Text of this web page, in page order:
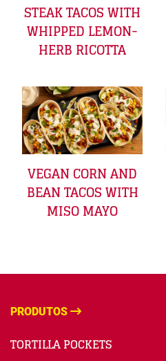
STEAK TACOS WITH
WHIPPED LEMON-
HERB RICOTTA
VEGAN CORN AND
BEAN TACOS WITH
MISO MAYO
PRODUTOS
TORTILLA POCKETS